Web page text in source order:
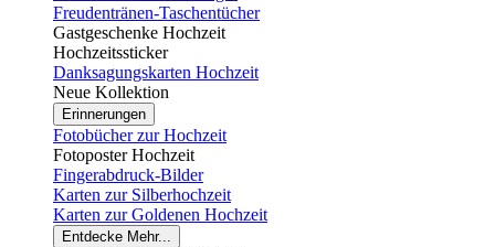
Freudentränen-Taschentücher
Gastgeschenke Hochzeit
Hochzeitssticker
Danksagungskarten Hochzeit
Neue Kollektion
Erinnerungen
Fotobücher zur Hochzeit
Fotoposter Hochzeit
Fingerabdruck-Bilder
Karten zur Silberhochzeit
Karten zur Goldenen Hochzeit
Entdecke Mehr...